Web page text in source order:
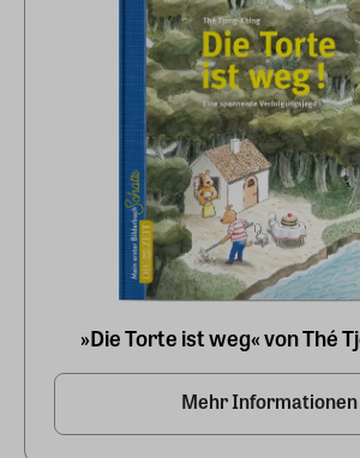
»Die Torte ist weg« von Thé
Mehr Informationen